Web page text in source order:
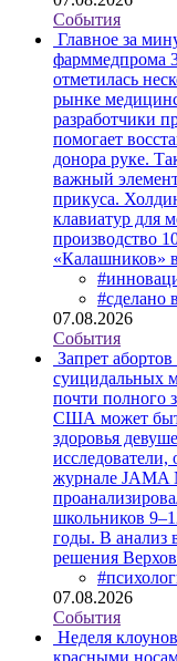
События
Главное за
фарммедпрома
отметилась
рынке
разработчики
помогает
донора руке.
важный
прикуса.
клавиатур для
производство
«Калашников»
#сделано
07.08.2026
События
Запрет
суицидальных
почти полного
США может
здоровья
исследователи,
журнале JAMA
школьников
годы. В анализ
решения
07.08.2026
События
Неделя